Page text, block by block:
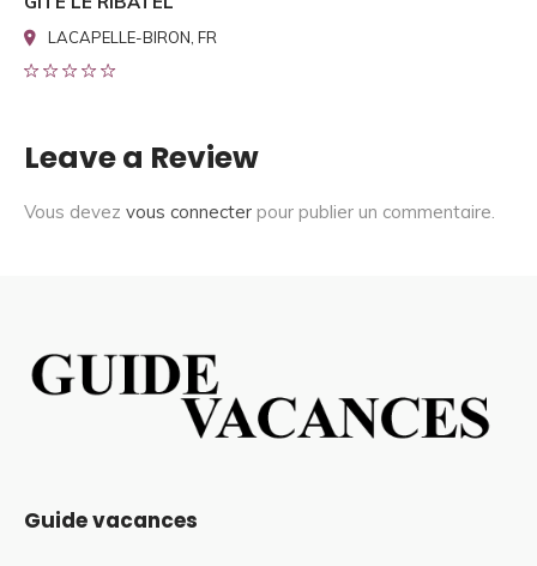
LACAPELLE-BIRON, FR
Leave a Review
Vous devez vous connecter pour publier un commentaire.
Guide vacances